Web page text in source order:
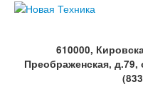
610000,
Преображенская,